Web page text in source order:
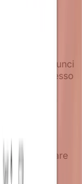
con
e annunci
allo stesso
il churn
delle
le